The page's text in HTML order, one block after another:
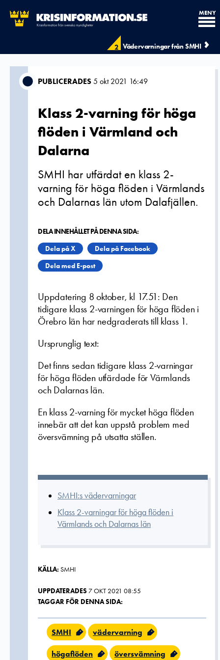
2 Vädervarningar från SMHI
MENY
PUBLICERADES5 okt 2021 16:49
Klass 2-varning för höga
flöden i Värmland och
Dalarna
SMHI har utfärdat en klass 2-
varning för höga flöden i Värmlands
och Dalarnas län utom Dalafjällen.
DELA INNEHÅLLET PÅ DENNA SIDA:
Dela på X
Dela på Facebook
Dela med E-post
Uppdatering 8 oktober, kl 17.51: Den
tidigare klass 2-varningen för höga flöden i
Örebro län har nedgraderats till klass 1.
Ursprunglig text:
Det finns sedan tidigare klass 2-varningar
för höga flöden utfärdade för Värmlands
och Dalarnas län.
En klass 2-varning för mycket höga flöden
innebär att det kan uppstå problem med
översvämning på utsatta ställen.
SMHI:s vädervarningar
Klass 2-varningar för höga flöden i
Värmlands och Dalarnas län
KÄLLA: SMHI
UPPDATERADES 7 OKT 2021 08:55
TAGGAR FÖR DENNA SIDA:
SMHI vädervarning
högaflöden översvämning